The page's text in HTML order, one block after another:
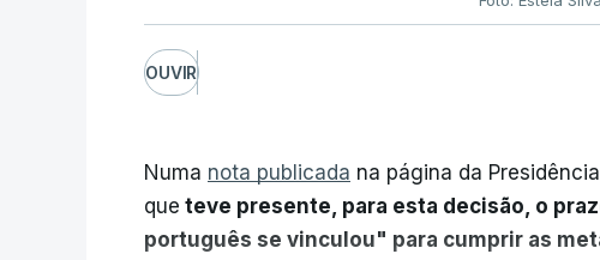
OUVIR
Numa nota publicada na página da
que teve presente, para esta decisão, o
português se vinculou" para cumprir as